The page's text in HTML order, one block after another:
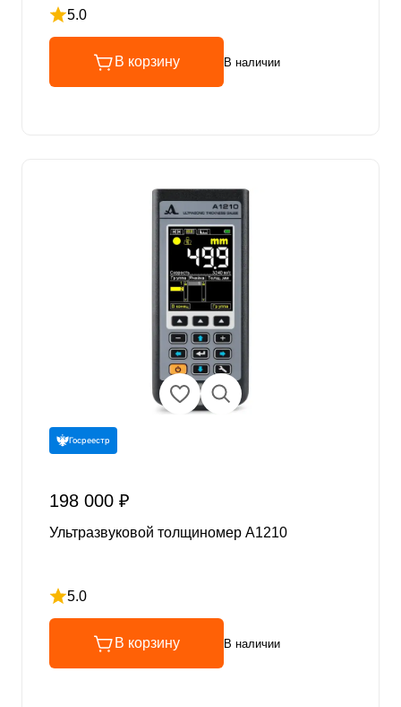
5.0
Рейтинг 5 из 5
В корзину В наличии
Госреестр
198 000 ₽
Ультразвуковой толщиномер А1210
5.0
Рейтинг 5 из 5
В корзину В наличии